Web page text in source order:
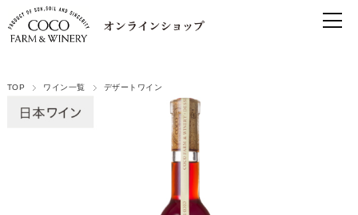
TOP ワイン一覧 デザートワイン